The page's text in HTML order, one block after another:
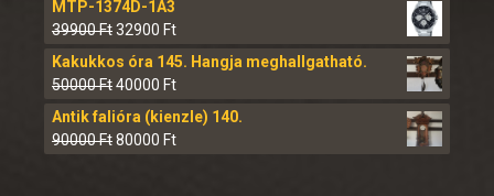
MTP-1374D-1A3
39900Ft32900 Ft
Kakukkos óra 145. Hangja meghallgatható.
50000Ft40000 Ft
Antik falióra (kienzle) 140.
90000Ft80000 Ft